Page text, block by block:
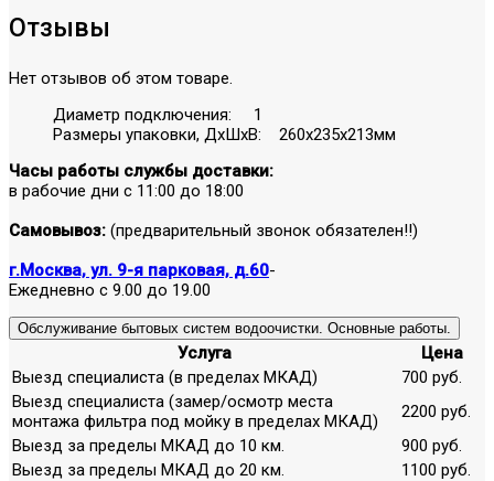
Отзывы
Нет отзывов об этом товаре.
Диаметр подключения: 1
Размеры упаковки, ДхШхВ: 260x235x213мм
Часы работы службы доставки:
в рабочие дни с 11:00 до 18:00
Самовывоз: (предварительный звонок обязателен!!)
г.Москва, ул. 9-я парковая, д.60-
Ежедневно с 9.00 до 19.00
Обслуживание бытовых систем водоочистки. Основные работы.
Услуга
Цена
Выезд специалиста (в пределах МКАД)
700 руб.
Выезд специалиста (замер/осмотр места
монтажа фильтра под мойку в пределах МКАД)
2200 руб.
Выезд за пределы МКАД до 10 км.
900 руб.
Выезд за пределы МКАД до 20 км.
1100 руб.